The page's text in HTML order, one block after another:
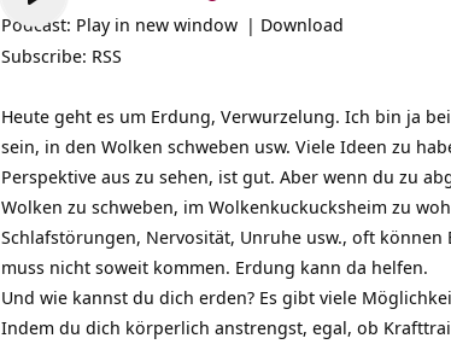
Player
Podcast: Play in new window | Download
Subscribe: RSS
Heute geht es um Erdung, Verwurzelung. Ich bin ja
sein, in den Wolken schweben usw. Viele Ideen zu
Perspektive aus zu sehen, ist gut. Aber wenn du zu
Wolken zu schweben, im Wolkenkuckucksheim zu
Schlafstörungen, Nervosität, Unruhe usw., oft
muss nicht soweit kommen. Erdung kann da helfen.
Und wie kannst du dich erden? Es gibt viele
Indem du dich körperlich anstrengst, egal, ob